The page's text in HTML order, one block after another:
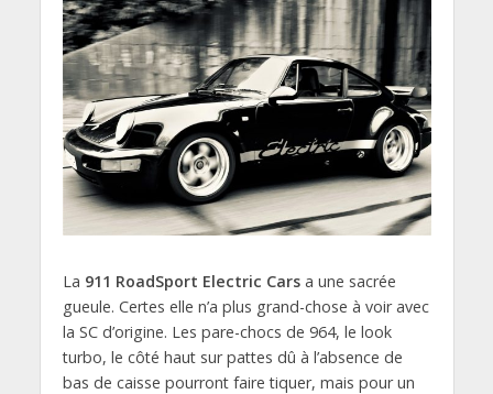
La 911 RoadSport Electric Carsa une sacrée
gueule. Certes elle n’a plus grand-chose à voir avec
la SC d’origine. Les pare-chocs de 964, le look
turbo, le côté haut sur pattes dû à l’absence de
bas de caisse pourront faire tiquer, mais pour un